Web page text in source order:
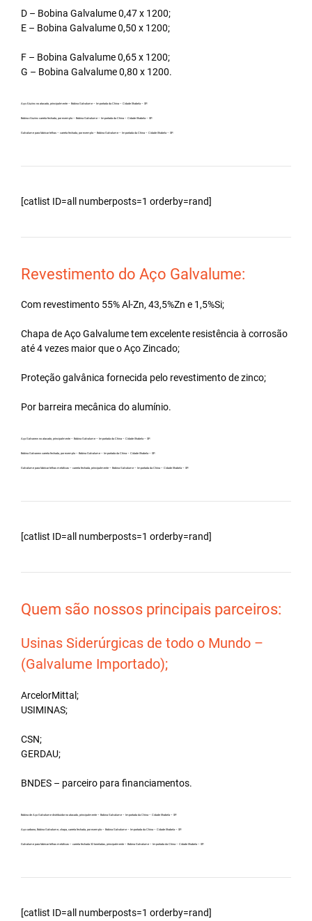
D – Bobina Galvalume 0,47 x 1200;
E – Bobina Galvalume 0,50 x 1200;
F – Bobina Galvalume 0,65 x 1200;
G – Bobina Galvalume 0,80 x 1200.
Aço Aluzinc no atacado, principalmente – Bobina Galvalume – Importada da China – Cidade Ilhabela – SP.
Bobina Aluzinc carreta fechada, por exemplo – Bobina Galvalume – Importada da China – Cidade Ilhabela – SP.
Galvalume para fabricar telhas – carreta fechada, por exemplo – Bobina Galvalume – Importada da China – Cidade Ilhabela – SP.
[catlist ID=all numberposts=1 orderby=rand]
Revestimento do Aço Galvalume:
Com revestimento 55% Al-Zn, 43,5%Zn e 1,5%Si;
Chapa de Aço Galvalume tem excelente resistência à corrosão
até 4 vezes maior que o Aço Zincado;
Proteção galvânica fornecida pelo revestimento de zinco;
Por barreira mecânica do alumínio.
Aço Galvanew no atacado, principalmente – Bobina Galvalume – Importada da China – Cidade Ilhabela – SP.
Bobina Galvanew carreta fechada, por exemplo – Bobina Galvalume – Importada da China – Cidade Ilhabela – SP.
Galvalume para fabricar telhas metálicas – carreta fechada, principalmente – Bobina Galvalume – Importada da China – Cidade Ilhabela – SP.
[catlist ID=all numberposts=1 orderby=rand]
Quem são nossos principais parceiros:
Usinas Siderúrgicas de todo o Mundo –
(Galvalume Importado);
ArcelorMittal;
USIMINAS;
CSN;
GERDAU;
BNDES – parceiro para financiamentos.
Bobina de Aço Galvalume distribuidor no atacado, principalmente – Bobina Galvalume – Importada da China – Cidade Ilhabela – SP.
Aço carbono, Bobina Galvalume, chapa, carreta fechada, por exemplo – Bobina Galvalume – Importada da China – Cidade Ilhabela – SP.
Galvalume para fabricar telhas metálicas – carreta fechada 32 toneladas, principalmente – Bobina Galvalume – Importada da China – Cidade Ilhabela – SP.
[catlist ID=all numberposts=1 orderby=rand]